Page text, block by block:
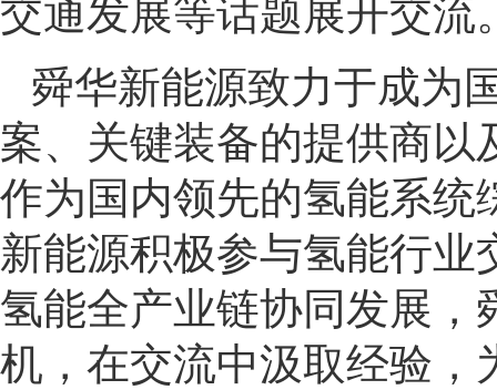
交通发展等话题展开交流
舜华新能源致力于成为
案、关键装备的提供商以
作为国内领先的氢能系统
新能源积极参与氢能行
氢能全产业链协同发展，
机，在交流中汲取经验，